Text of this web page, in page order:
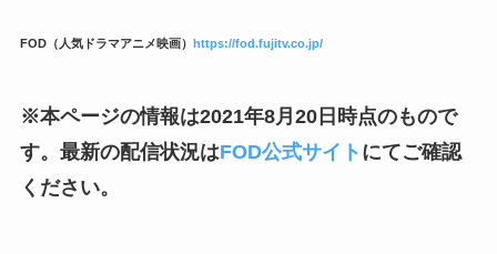
FOD（人気ドラマアニメ映画） https://fod.fujitv.co.jp/
※本ページの情報は2021年8月20日時点のもので
す。最新の配信状況はFOD公式サイト にてご確認
ください。